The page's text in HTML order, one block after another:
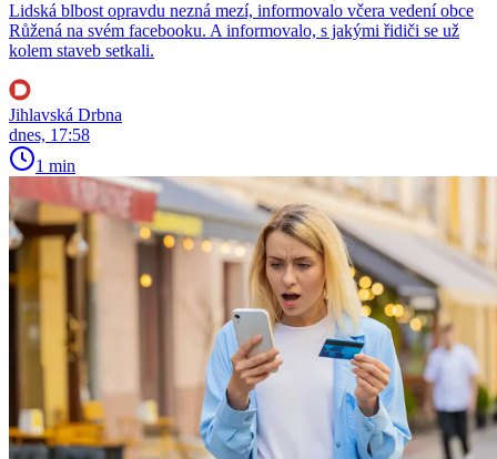
Lidská blbost opravdu nezná mezí, informovalo včera vedení obce
Růžená na svém facebooku. A informovalo, s jakými řidiči se už
kolem staveb setkali.
Jihlavská Drbna
dnes, 17:58
1 min